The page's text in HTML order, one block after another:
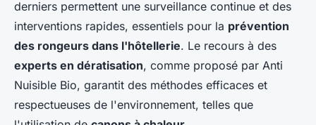
derniers permettent une surveillance continue et des
interventions rapides, essentiels pour la prévention
des rongeurs dans l'hôtellerie. Le recours à des
experts en dératisation, comme proposé par Anti
Nuisible Bio, garantit des méthodes efficaces et
respectueuses de l'environnement, telles que